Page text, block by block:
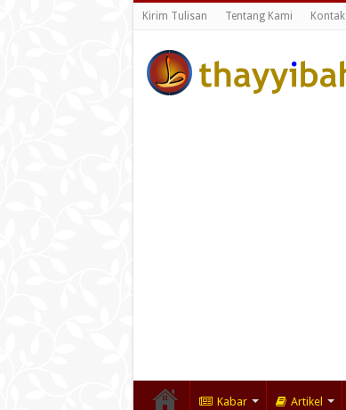
Kirim Tulisan Tentang Kami Kontak
Kabar Artikel